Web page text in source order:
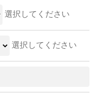
選択してください
選択してください